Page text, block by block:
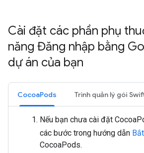
Cài đặt các phần phụ
năng Đăng nhập bằng
dự án của bạn
CocoaPods Trình quản lý gói
Nếu bạn chưa cài đặt
các bước trong hướng dẫn
CocoaPods.